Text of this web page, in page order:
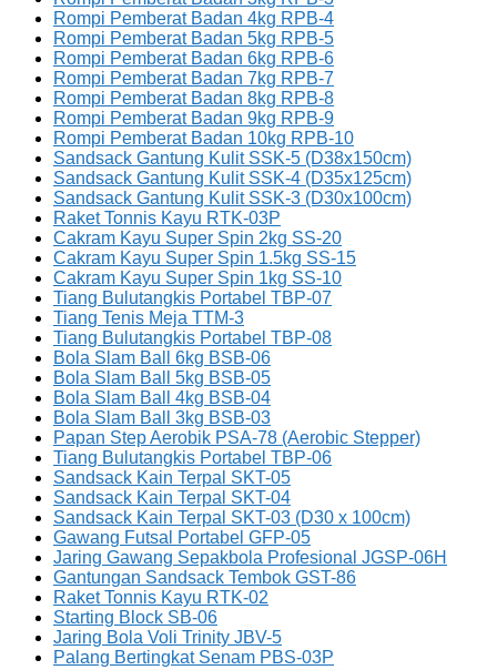
Rompi Pemberat Badan 4kg RPB-4
Rompi Pemberat Badan 5kg RPB-5
Rompi Pemberat Badan 6kg RPB-6
Rompi Pemberat Badan 7kg RPB-7
Rompi Pemberat Badan 8kg RPB-8
Rompi Pemberat Badan 9kg RPB-9
Rompi Pemberat Badan 10kg RPB-10
Sandsack Gantung Kulit SSK-5 (D38x150cm)
Sandsack Gantung Kulit SSK-4 (D35x125cm)
Sandsack Gantung Kulit SSK-3 (D30x100cm)
Raket Tonnis Kayu RTK-03P
Cakram Kayu Super Spin 2kg SS-20
Cakram Kayu Super Spin 1.5kg SS-15
Cakram Kayu Super Spin 1kg SS-10
Tiang Bulutangkis Portabel TBP-07
Tiang Tenis Meja TTM-3
Tiang Bulutangkis Portabel TBP-08
Bola Slam Ball 6kg BSB-06
Bola Slam Ball 5kg BSB-05
Bola Slam Ball 4kg BSB-04
Bola Slam Ball 3kg BSB-03
Papan Step Aerobik PSA-78 (Aerobic Stepper)
Tiang Bulutangkis Portabel TBP-06
Sandsack Kain Terpal SKT-05
Sandsack Kain Terpal SKT-04
Sandsack Kain Terpal SKT-03 (D30 x 100cm)
Gawang Futsal Portabel GFP-05
Jaring Gawang Sepakbola Profesional JGSP-06H
Gantungan Sandsack Tembok GST-86
Raket Tonnis Kayu RTK-02
Starting Block SB-06
Jaring Bola Voli Trinity JBV-5
Palang Bertingkat Senam PBS-03P